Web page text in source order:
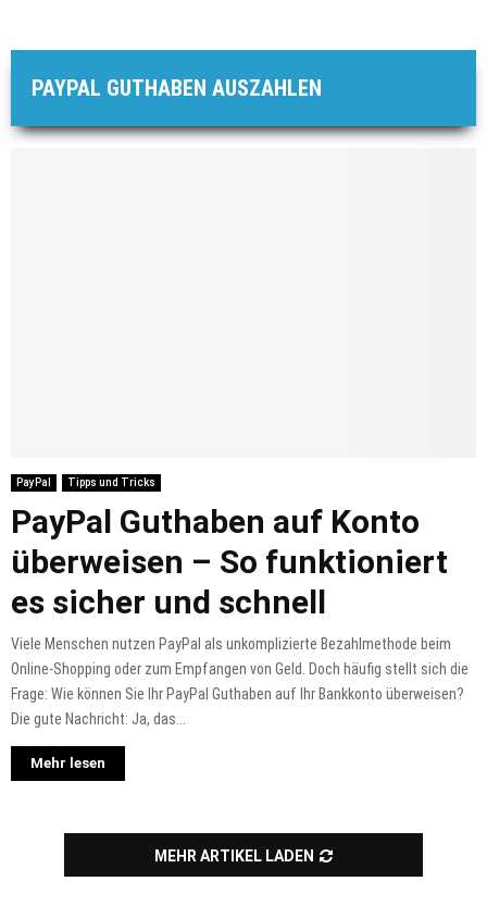
PAYPAL GUTHABEN AUSZAHLEN
PayPal Tipps und Tricks
PayPal Guthaben auf Konto
überweisen – So funktioniert
es sicher und schnell
Viele Menschen nutzen PayPal als unkomplizierte Bezahlmethode beim
Online-Shopping oder zum Empfangen von Geld. Doch häufig stellt sich die
Frage: Wie können Sie Ihr PayPal Guthaben auf Ihr Bankkonto überweisen?
Die gute Nachricht: Ja, das...
Mehr lesen
MEHR ARTIKEL LADEN